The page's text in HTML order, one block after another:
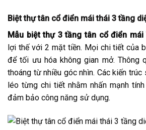
Biệt thự tân cổ điển mái thái 3 tầng
Mẫu biệt thự 3 tầng tân cổ điển mái
lợi thế với 2 mặt tiền. Mọi chi tiết của
để tối ưu hóa không gian mở. Thông
thoáng từ nhiều góc nhìn. Các kiến
léo từng chi tiết nhằm nhấn mạnh
đảm bảo công năng sử dụng.